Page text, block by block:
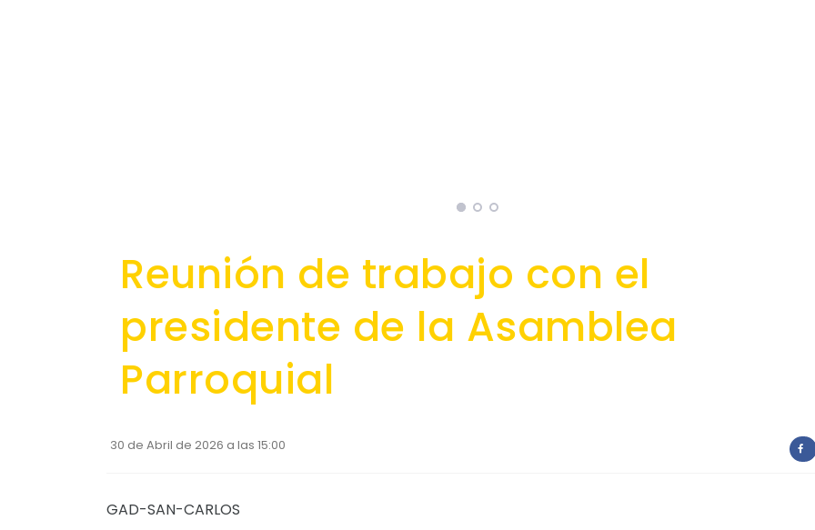
Reunión de trabajo con el
presidente de la Asamblea
Parroquial
30 de Abril de 2026 a las 15:00
GAD-SAN-CARLOS